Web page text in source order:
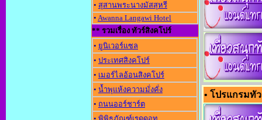
• สุสานพระนางมัสสุหรี
• Awanna Langawi Hotel
** รวมเรื่อง ทัวร์สิงคโปร์
• ยูนิเวอร์แซล
• ประเทศสิงคโปร์
• เมอร์ไลอ้อนสิงคโปร์
• น้ำพุแห้งความมั่งคั่ง
• ถนนออร์ชาร์ต
• โปรแกรมทั